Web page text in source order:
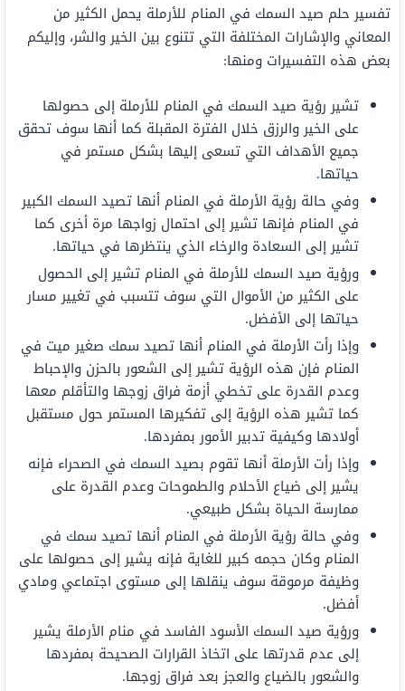
تفسير حلم صيد السمك في المنام للأرملة يحمل الكثير من
المعاني والإشارات المختلفة التي تتنوع بين الخير والشر، وإليكم
بعض هذه التفسيرات ومنها:
تشير رؤية صيد السمك في المنام للأرملة إلى حصولها
على الخير والرزق خلال الفترة المقبلة كما أنها سوف تحقق
جميع الأهداف التي تسعى إليها بشكل مستمر في
حياتها.
وفي حالة رؤية الأرملة في المنام أنها تصيد السمك الكبير
في المنام فإنها تشير إلى احتمال زواجها مرة أخرى كما
تشير إلى السعادة والرخاء الذي ينتظرها في حياتها.
ورؤية صيد السمك للأرملة في المنام تشير إلى الحصول
على الكثير من الأموال التي سوف تتسبب في تغيير مسار
حياتها إلى الأفضل.
وإذا رأت الأرملة في المنام أنها تصيد سمك صغير ميت في
المنام فإن هذه الرؤية تشير إلى الشعور بالحزن والإحباط
وعدم القدرة على تخطي أزمة فراق زوجها والتأقلم معها
كما تشير هذه الرؤية إلى تفكيرها المستمر حول مستقبل
أولادها وكيفية تدبير الأمور بمفردها.
وإذا رأت الأرملة أنها تقوم بصيد السمك في الصحراء فإنه
يشير إلى ضياع الأحلام والطموحات وعدم القدرة على
ممارسة الحياة بشكل طبيعي.
وفي حالة رؤية الأرملة في المنام أنها تصيد سمك في
المنام وكان حجمه كبير للغاية فإنه يشير إلى حصولها على
وظيفة مرموقة سوف ينقلها إلى مستوى اجتماعي ومادي
أفضل.
ورؤية صيد السمك الأسود الفاسد في منام الأرملة يشير
إلى عدم قدرتها على اتخاذ القرارات الصحيحة بمفردها
والشعور بالضياع والعجز بعد فراق زوجها.